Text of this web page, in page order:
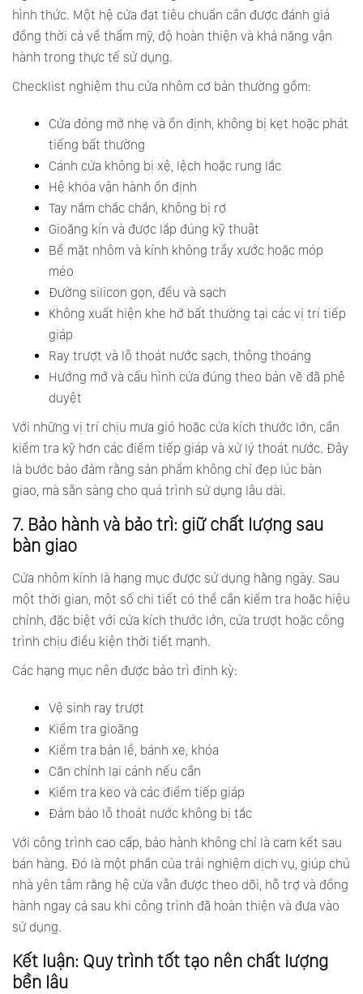
hình thức. Một hệ cửa đạt tiêu chuẩn cần được đánh giá
đồng thời cả về thẩm mỹ, độ hoàn thiện và khả năng vận
hành trong thực tế sử dụng.
Checklist nghiệm thu cửa nhôm cơ bản thường gồm:
Cửa đóng mở nhẹ và ổn định, không bị kẹt hoặc phát
tiếng bất thường
Cánh cửa không bị xệ, lệch hoặc rung lắc
Hệ khóa vận hành ổn định
Tay nắm chắc chắn, không bị rơ
Gioăng kín và được lắp đúng kỹ thuật
Bề mặt nhôm và kính không trầy xước hoặc móp
méo
Đường silicon gọn, đều và sạch
Không xuất hiện khe hở bất thường tại các vị trí tiếp
giáp
Ray trượt và lỗ thoát nước sạch, thông thoáng
Hướng mở và cấu hình cửa đúng theo bản vẽ đã phê
duyệt
Với những vị trí chịu mưa gió hoặc cửa kích thước lớn, cần
kiểm tra kỹ hơn các điểm tiếp giáp và xử lý thoát nước. Đây
là bước bảo đảm rằng sản phẩm không chỉ đẹp lúc bàn
giao, mà sẵn sàng cho quá trình sử dụng lâu dài.
7. Bảo hành và bảo trì: giữ chất lượng sau
bàn giao
Cửa nhôm kính là hạng mục được sử dụng hằng ngày. Sau
một thời gian, một số chi tiết có thể cần kiểm tra hoặc hiệu
chỉnh, đặc biệt với cửa kích thước lớn, cửa trượt hoặc công
trình chịu điều kiện thời tiết mạnh.
Các hạng mục nên được bảo trì định kỳ:
Vệ sinh ray trượt
Kiểm tra gioăng
Kiểm tra bản lề, bánh xe, khóa
Căn chỉnh lại cánh nếu cần
Kiểm tra keo và các điểm tiếp giáp
Đảm bảo lỗ thoát nước không bị tắc
Với công trình cao cấp, bảo hành không chỉ là cam kết sau
bán hàng. Đó là một phần của trải nghiệm dịch vụ, giúp chủ
nhà yên tâm rằng hệ cửa vẫn được theo dõi, hỗ trợ và đồng
hành ngay cả sau khi công trình đã hoàn thiện và đưa vào
sử dụng.
Kết luận: Quy trình tốt tạo nên chất lượng
bền lâu